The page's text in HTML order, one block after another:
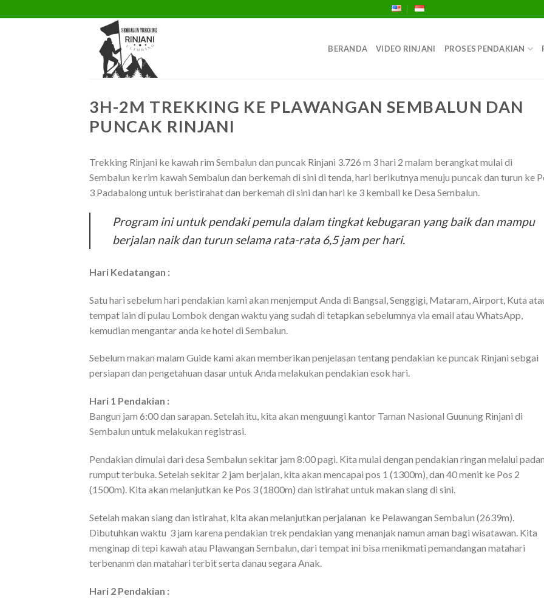
to
BERANDA VIDEO RINJANI PROSES PENDAKIAN
3H-2M TREKKING KE PLAWANGAN SEMBALUN DAN
PUNCAK RINJANI
Trekking Rinjani ke kawah rim Sembalun dan puncak Rinjani 3.726 m 3 hari 2 malam berangkat mulai di
Sembalun ke rim kawah Sembalun dan berkemah di sini di tenda, hari berikutnya menuju puncak dan turun ke
3 Padabalong untuk beristirahat dan berkemah di sini dan hari ke 3 kembali ke Desa Sembalun.
Program ini untuk pendaki pemula dalam tingkat kebugaran yang baik dan mampu
berjalan naik dan turun selama rata-rata 6,5 jam per hari.
Hari Kedatangan :
Satu hari sebelum hari pendakian kami akan menjemput Anda di Bangsal, Senggigi, Mataram, Airport, Kuta
tempat lain di pulau Lombok dengan waktu yang sudah di tetapkan sebelumnya via email atau WhatsApp,
kemudian mengantar anda ke hotel di Sembalun.
Sebelum makan malam Guide kami akan memberikan penjelasan tentang pendakian ke puncak Rinjani sebgai
persiapan dan pengetahuan dasar untuk Anda melakukan pendakian esok hari.
Hari 1 Pendakian :
Bangun jam 6:00 dan sarapan. Setelah itu, kita akan menguungi kantor Taman Nasional Guunung Rinjani di
Sembalun untuk melakukan registrasi.
Pendakian dimulai dari desa Sembalun sekitar jam 8:00 pagi. Kita mulai dengan pendakian ringan melalui
rumput terbuka. Setelah sekitar 2 jam berjalan, kita akan mencapai pos 1 (1300m), dan 40 menit ke Pos 2
(1500m). Kita akan melanjutkan ke Pos 3 (1800m) dan istirahat untuk makan siang di sini.
Setelah makan siang dan istirahat, kita akan melanjutkan perjalanan ke Pelawangan Sembalun (2639m).
Dibutuhkan waktu 3 jam karena pendakian trek pendakian yang menanjak namun aman bagi wisatawan. Kita
menginap di tepi kawah atau Plawangan Sembalun, dari tempat ini bisa menikmati pemandangan matahari
terbenanm dan matahari terbit serta danau segara Anak.
Hari 2 Pendakian :